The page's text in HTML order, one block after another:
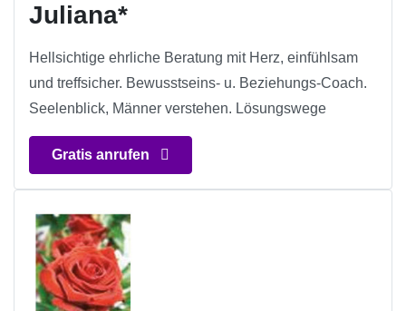
Juliana*
Hellsichtige ehrliche Beratung mit Herz, einfühlsam
und treffsicher. Bewusstseins- u. Beziehungs-Coach.
Seelenblick, Männer verstehen. Lösungswege
Gratis anrufen